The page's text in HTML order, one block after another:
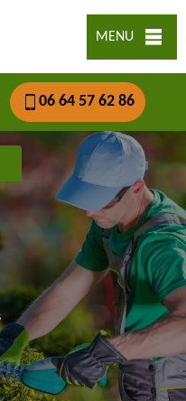
MENU
06 64 57 62 86